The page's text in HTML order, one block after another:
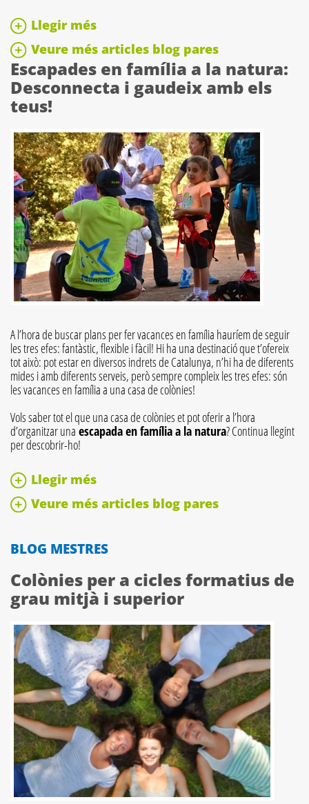
Llegir més
Veure més articles blog pares
Escapades en família a la natura:
Desconnecta i gaudeix amb els
teus!
A l’hora de buscar plans per fer vacances en família hauríem de seguir
les tres efes: fantàstic, flexible i fàcil! Hi ha una destinació que t’ofereix
tot això: pot estar en diversos indrets de Catalunya, n’hi ha de diferents
mides i amb diferents serveis, però sempre compleix les tres efes: són
les vacances en família a una casa de colònies!
Vols saber tot el que una casa de colònies et pot oferir a l’hora
d’organitzar una escapada en família a la natura? Continua llegint
per descobrir-ho!
Llegir més
Veure més articles blog pares
BLOG MESTRES
Colònies per a cicles formatius de
grau mitjà i superior